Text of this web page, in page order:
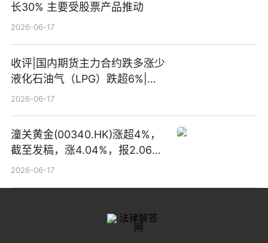
长30% 主要受股票产品推动
2026-06-17
收评|国内期货主力合约跌多涨少
液化石油气（LPG）跌超6%|头
条焦点
2026-06-17
潼关黄金(00340.HK)涨超4%，
截至发稿，涨4.04%，报2.06港
元，成交额369.05万港元|焦点
2026-06-17